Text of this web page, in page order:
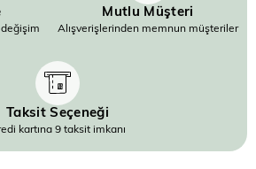
Mutlu Müşteri
Alışverişlerinden memnun müşteriler
Taksit Seçeneği
kartına 9 taksit imkanı